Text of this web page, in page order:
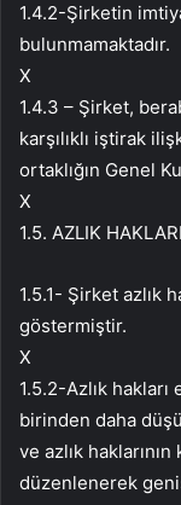
1.4.2-Şirketin
bulunmamaktadır.
X
1.4.3 – Şirket,
karşılıklı iştirak
ortaklığın Genel
X
1.5. AZLIK HAKLARI
1.5.1- Şirket azlık
göstermiştir.
X
1.5.2-Azlık
birinden daha
ve azlık
düzenlenerek